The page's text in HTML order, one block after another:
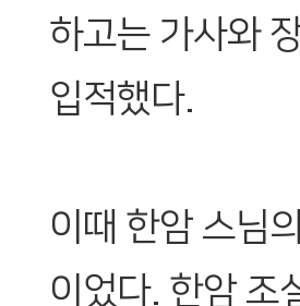
하고는 가사와
입적했다.
이때 한암 스님
이었다. 한암 조